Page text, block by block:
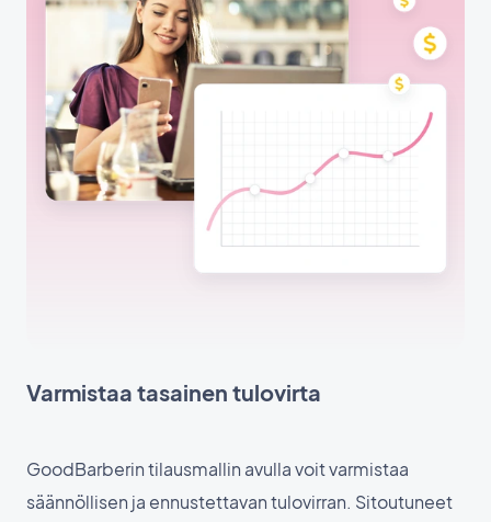
Varmistaa tasainen tulovirta
GoodBarberin tilausmallin avulla voit varmistaa
säännöllisen ja ennustettavan tulovirran. Sitoutuneet